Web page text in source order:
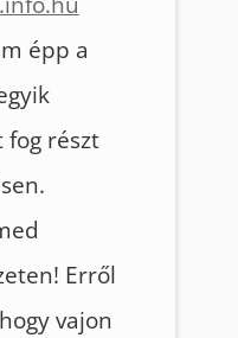
épp a
fog részt
Erről
vajon